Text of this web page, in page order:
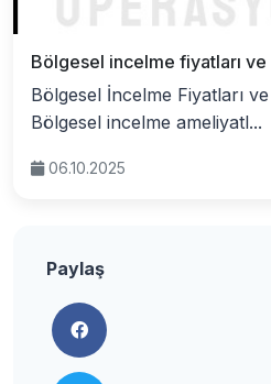
Bölgesel incelme fiyatları
Bölgesel İncelme Fiyatları
Bölgesel incelme ameliyatl...
06.10.2025
Paylaş